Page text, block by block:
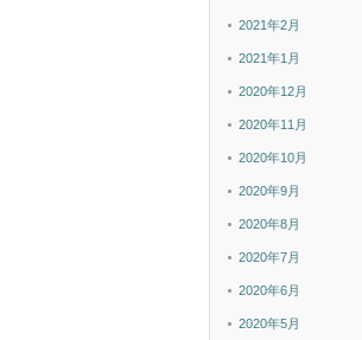
2021年2月
2021年1月
2020年12月
2020年11月
2020年10月
2020年9月
2020年8月
2020年7月
2020年6月
2020年5月